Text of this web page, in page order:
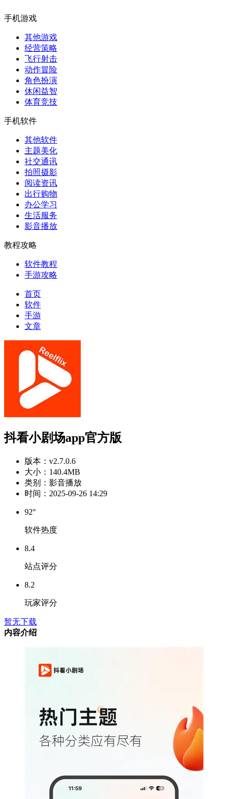
手机游戏
其他游戏
经营策略
飞行射击
动作冒险
角色扮演
休闲益智
体育竞技
手机软件
其他软件
主题美化
社交通讯
拍照摄影
阅读资讯
出行购物
办公学习
生活服务
影音播放
教程攻略
软件教程
手游攻略
首页
软件
手游
文章
抖看小剧场app官方版
版本： v2.7.0.6
大小： 140.4MB
类别： 影音播放
时间： 2025-09-26 14:29
92°
软件热度
8.4
站点评分
8.2
玩家评分
暂无下载
内容介绍